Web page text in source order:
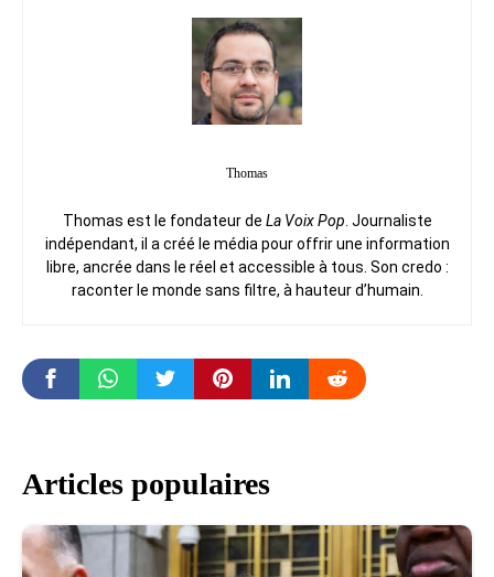
Thomas
Thomas est le fondateur de La Voix Pop . Journaliste
indépendant, il a créé le média pour offrir une information
libre, ancrée dans le réel et accessible à tous. Son credo :
raconter le monde sans filtre, à hauteur d’humain.
Articles populaires